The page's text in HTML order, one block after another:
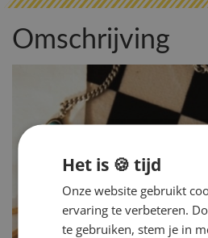
Omschrijving
Het is 🍪 tijd
Onze website gebruikt
ervaring te verbeteren.
te gebruiken, stem je in